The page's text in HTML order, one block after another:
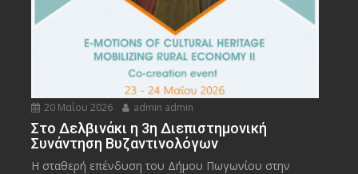
20 Μαΐου 2026 admin admin
Στο Δελβινάκι η 3η Διεπιστημονική
Συνάντηση Βυζαντινολόγων
Η σταθερή επένδυση του Δήμου Πωγωνίου στην